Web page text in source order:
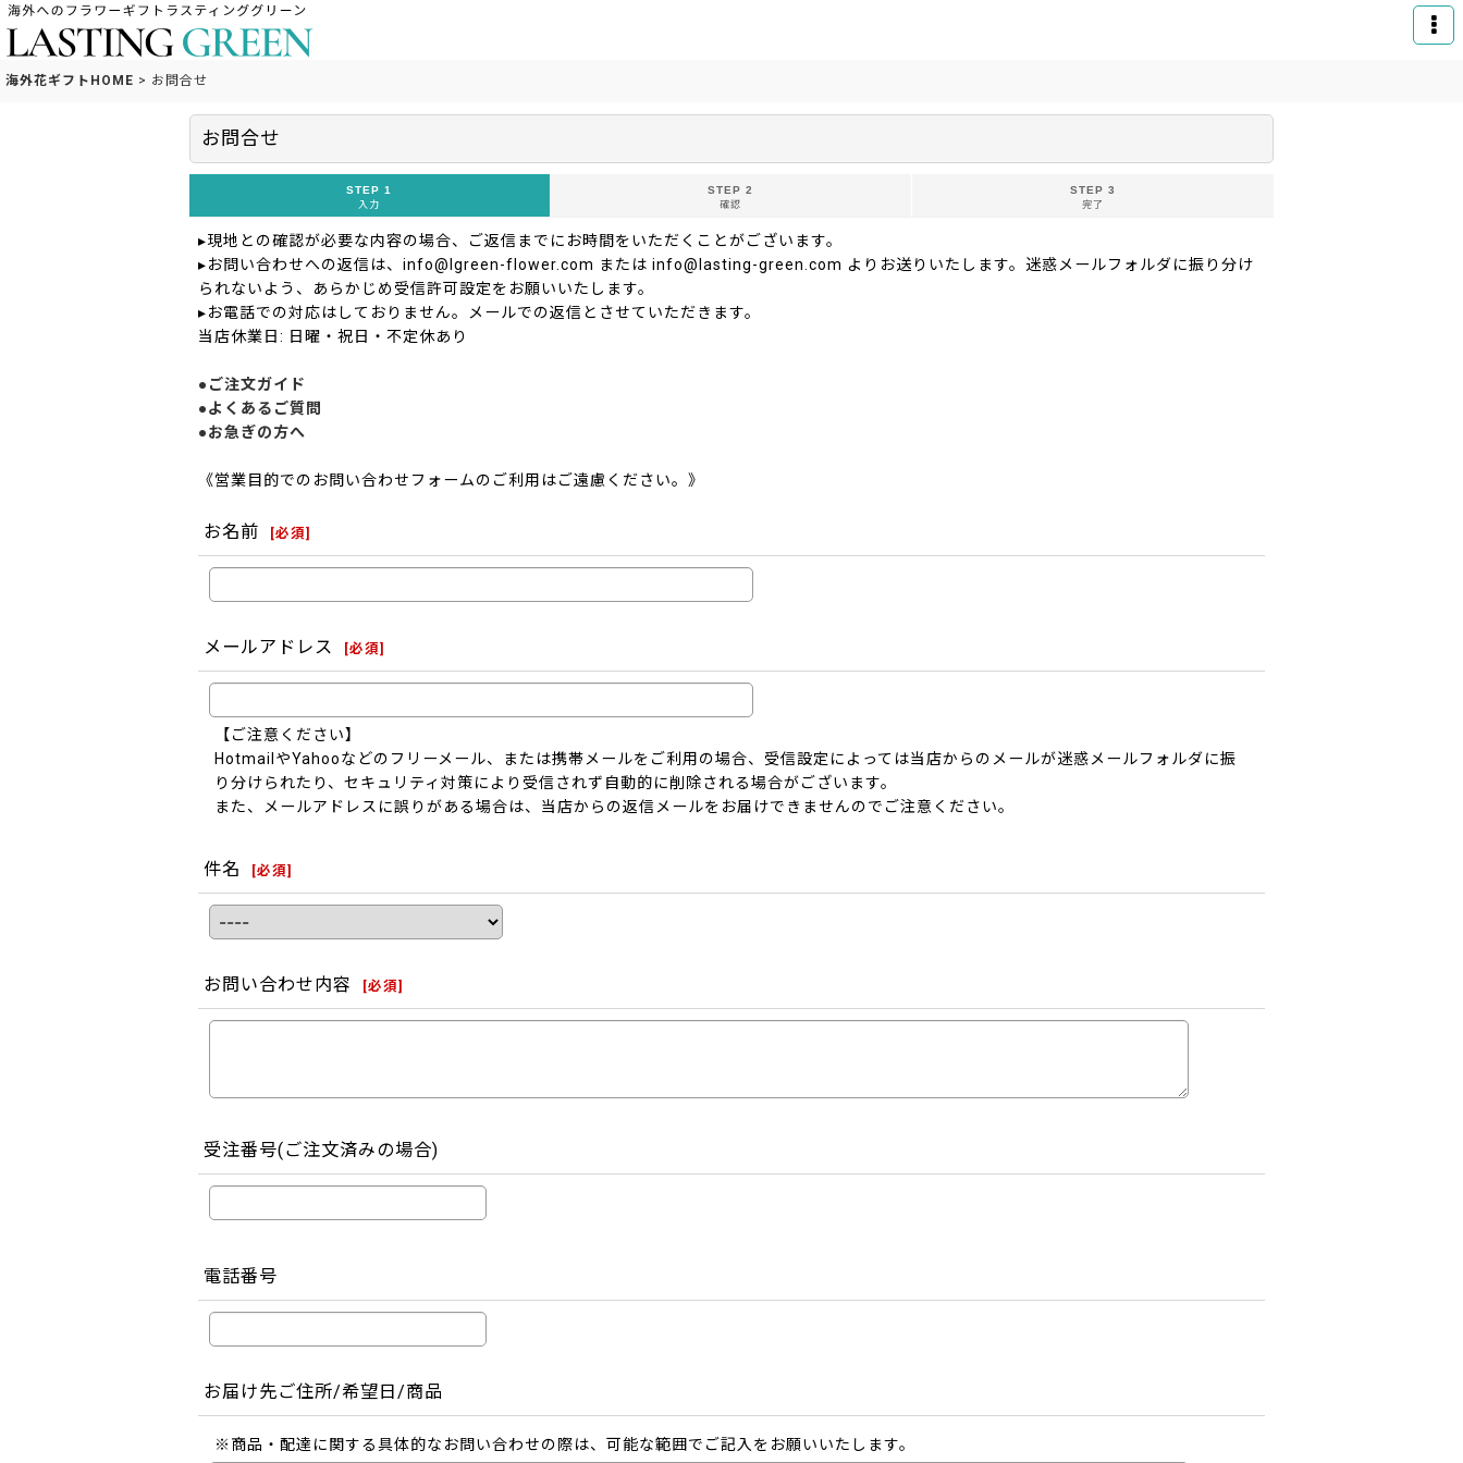
海外花ギフトHOME > お問合せ
お問合せ
STEP 1
入力
STEP 2
確認
STEP 3
完了
▸現地との確認が必要な内容の場合、ご返信までにお時間をいただくことがございます。
▸お問い合わせへの返信は、info@lgreen-flower.com または info@lasting-green.com よりお送りいたします。迷惑メールフォルダに振り分け
られないよう、あらかじめ受信許可設定をお願いいたします。
▸お電話での対応はしておりません。メールでの返信とさせていただきます。
当店休業日: 日曜・祝日・不定休あり
●ご注文ガイド
●よくあるご質問
●お急ぎの方へ
《営業目的でのお問い合わせフォームのご利用はご遠慮ください。》
お名前 [必須]
メールアドレス [必須]
【ご注意ください】
HotmailやYahooなどのフリーメール、または携帯メールをご利用の場合、受信設定によっては当店からのメールが迷惑メールフォルダに振
り分けられたり、セキュリティ対策により受信されず自動的に削除される場合がございます。
また、メールアドレスに誤りがある場合は、当店からの返信メールをお届けできませんのでご注意ください。
件名 [必須]
お問い合わせ内容 [必須]
受注番号(ご注文済みの場合)
電話番号
お届け先ご住所/希望日/商品
※商品・配達に関する具体的なお問い合わせの際は、可能な範囲でご記入をお願いいたします。